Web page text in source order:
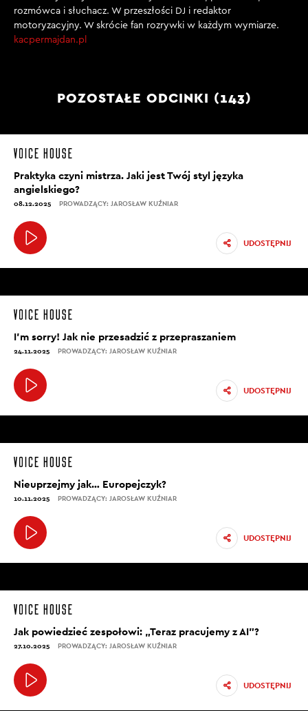
rozmówca i słuchacz. W przeszłości DJ i redaktor
motoryzacyjny. W skrócie fan rozrywki w każdym wymiarze.
kacpermajdan.pl
POZOSTAŁE ODCINKI (143)
Praktyka czyni mistrza. Jaki jest Twój styl języka
angielskiego?
08.12.2025 PROWADZĄCY: JAROSŁAW KUŹNIAR
UDOSTĘPNIJ
I’m sorry! Jak nie przesadzić z przepraszaniem
24.11.2025 PROWADZĄCY: JAROSŁAW KUŹNIAR
UDOSTĘPNIJ
Nieuprzejmy jak… Europejczyk?
10.11.2025 PROWADZĄCY: JAROSŁAW KUŹNIAR
UDOSTĘPNIJ
Jak powiedzieć zespołowi: „Teraz pracujemy z AI”?
27.10.2025 PROWADZĄCY: JAROSŁAW KUŹNIAR
UDOSTĘPNIJ